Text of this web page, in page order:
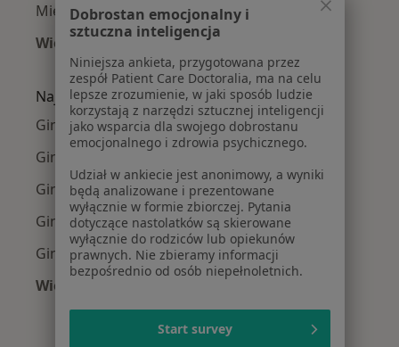
Mięśniaki macicy w Krakowie
Więcej (15)
Więcej w kategorii: Najczęście leczone
Najpopularniejsze ubezpieczenia
Ginekolodzy z Allianz w Krakowie
Ginekolodzy z Signal Iduna w Krakowie
Ginekolodzy z JP MEDICA w Krakowie
Ginekolodzy z TU Zdrowie w Krakowie
Ginekolodzy z Świat Zdrowia w Krakowie
Więcej (12)
Więcej w kategorii: Najpopularniejsze
Dobrostan emocjonalny i
sztuczna inteligencja
Niniejsza ankieta, przygotowana przez
zespół Patient Care Doctoralia, ma na celu
lepsze zrozumienie, w jaki sposób ludzie
korzystają z narzędzi sztucznej inteligencji
jako wsparcia dla swojego dobrostanu
emocjonalnego i zdrowia psychicznego.
Udział w ankiecie jest anonimowy, a wyniki
będą analizowane i prezentowane
wyłącznie w formie zbiorczej. Pytania
dotyczące nastolatków są skierowane
wyłącznie do rodziców lub opiekunów
prawnych. Nie zbieramy informacji
bezpośrednio od osób niepełnoletnich.
Start survey